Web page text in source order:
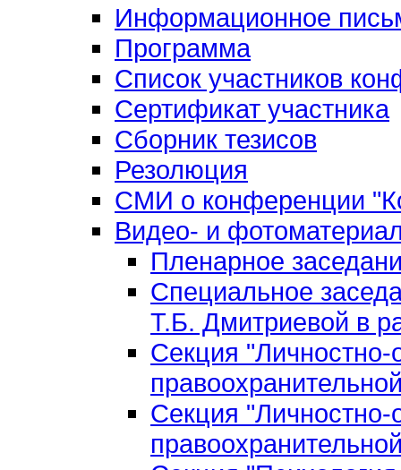
Информационное
Программа
Список участников
Сертификат участника
Сборник тезисов
Резолюция
СМИ о конференции
Видео- и
Пленарное
Специальное
Т.Б. Дмитриевой в
Секция "Личностно-
Секция "Личностно-